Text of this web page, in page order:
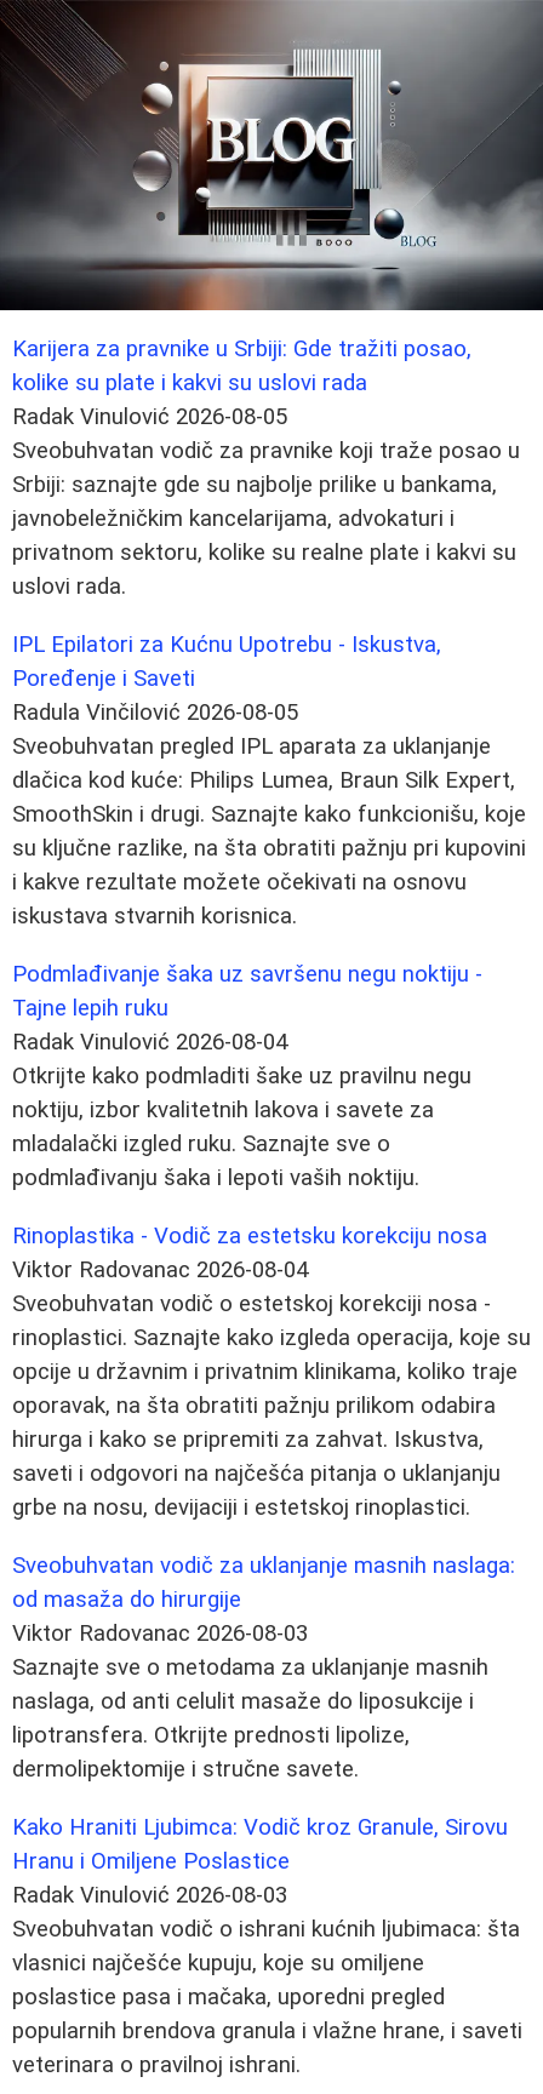
Karijera za pravnike u Srbiji: Gde tražiti posao,
kolike su plate i kakvi su uslovi rada
Radak Vinulović 2026-08-05
Sveobuhvatan vodič za pravnike koji traže posao u
Srbiji: saznajte gde su najbolje prilike u bankama,
javnobeležničkim kancelarijama, advokaturi i
privatnom sektoru, kolike su realne plate i kakvi su
uslovi rada.
IPL Epilatori za Kućnu Upotrebu - Iskustva,
Poređenje i Saveti
Radula Vinčilović 2026-08-05
Sveobuhvatan pregled IPL aparata za uklanjanje
dlačica kod kuće: Philips Lumea, Braun Silk Expert,
SmoothSkin i drugi. Saznajte kako funkcionišu, koje
su ključne razlike, na šta obratiti pažnju pri kupovini
i kakve rezultate možete očekivati na osnovu
iskustava stvarnih korisnica.
Podmlađivanje šaka uz savršenu negu noktiju -
Tajne lepih ruku
Radak Vinulović 2026-08-04
Otkrijte kako podmladiti šake uz pravilnu negu
noktiju, izbor kvalitetnih lakova i savete za
mladalački izgled ruku. Saznajte sve o
podmlađivanju šaka i lepoti vaših noktiju.
Rinoplastika - Vodič za estetsku korekciju nosa
Viktor Radovanac 2026-08-04
Sveobuhvatan vodič o estetskoj korekciji nosa -
rinoplastici. Saznajte kako izgleda operacija, koje su
opcije u državnim i privatnim klinikama, koliko traje
oporavak, na šta obratiti pažnju prilikom odabira
hirurga i kako se pripremiti za zahvat. Iskustva,
saveti i odgovori na najčešća pitanja o uklanjanju
grbe na nosu, devijaciji i estetskoj rinoplastici.
Sveobuhvatan vodič za uklanjanje masnih naslaga:
od masaža do hirurgije
Viktor Radovanac 2026-08-03
Saznajte sve o metodama za uklanjanje masnih
naslaga, od anti celulit masaže do liposukcije i
lipotransfera. Otkrijte prednosti lipolize,
dermolipektomije i stručne savete.
Kako Hraniti Ljubimca: Vodič kroz Granule, Sirovu
Hranu i Omiljene Poslastice
Radak Vinulović 2026-08-03
Sveobuhvatan vodič o ishrani kućnih ljubimaca: šta
vlasnici najčešće kupuju, koje su omiljene
poslastice pasa i mačaka, uporedni pregled
popularnih brendova granula i vlažne hrane, i saveti
veterinara o pravilnoj ishrani.